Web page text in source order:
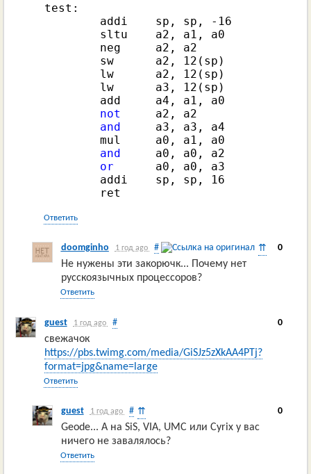
test:
        addi    sp, sp,
-16
        sltu    a2, a1, a0
        neg     a2, a2
        sw      a2,
12 (sp)
        lw      a2,
12 (sp)
        lw      a3,
12 (sp)
        add     a4, a1, a0
not
     a2, a2
and
     a3, a3, a4
        mul     a0, a1, a0
and
     a0, a0, a2
or
      a0, a0, a3
        addi    sp, sp,
16
        ret
Ответить
doomginho 1 год ago # 0
⇈
Не нужены эти закорючк... Почему нет
русскоязычных процессоров?
Ответить
guest 1 год ago # 0
свежачок
https://pbs.twimg.com/media/GiSJz5zXkAA4PTj?
format=jpg&name=large
Ответить
guest 1 год ago # 0
⇈
Geode... А на SiS, VIA, UMC или Cyrix у вас
ничего не завалялось?
Ответить